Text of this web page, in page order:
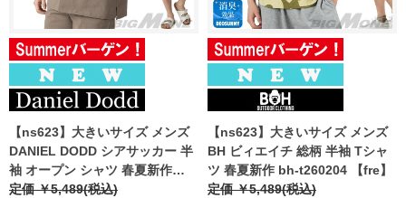
【ns623】大きいサイズ メンズ
DANIEL DODD シアサッカー 半
袖 オープン シャツ 春夏新作
azsh-260213 【fre】
定価 ￥5,489(税込)
【ns623】大きいサイズ メンズ
BH ビィエイチ 総柄 半袖 Tシャ
ツ 春夏新作 bh-t260204 【fre】
定価 ￥5,489(税込)